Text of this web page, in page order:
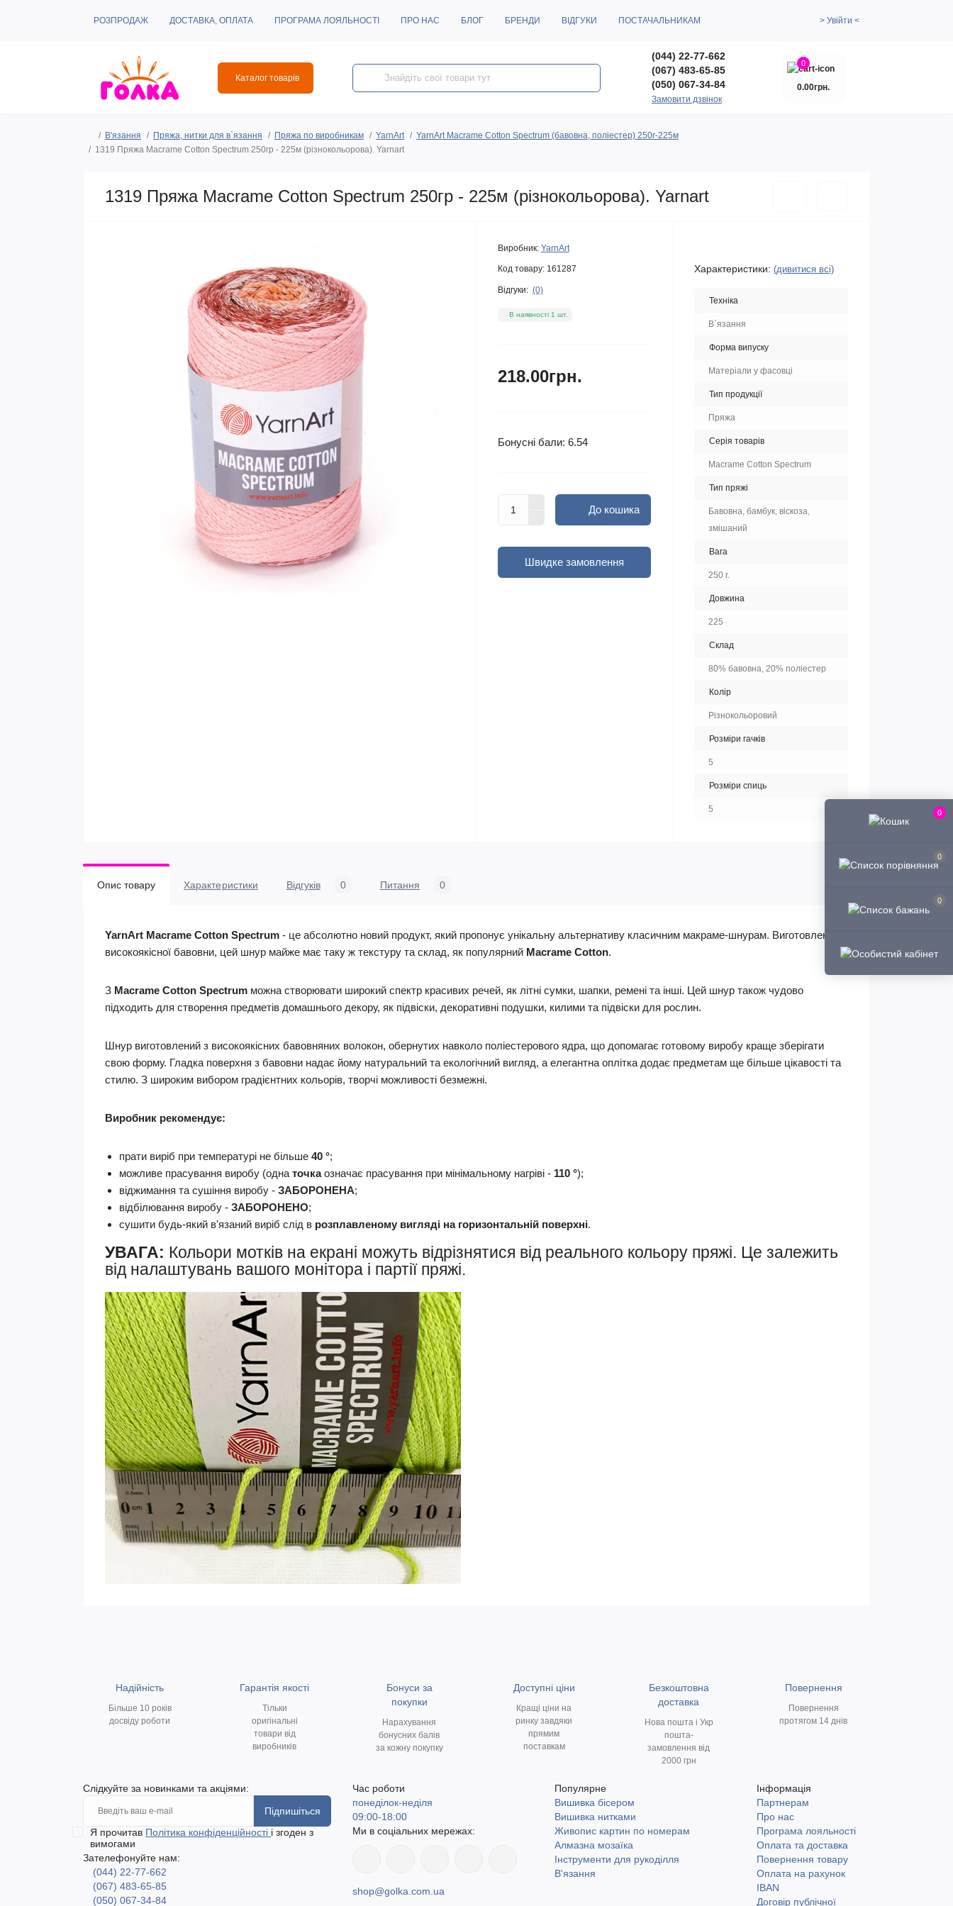
0
0
0
РОЗПРОДАЖ ДОСТАВКА, ОПЛАТА ПРОГРАМА ЛОЯЛЬНОСТІ ПРО НАС БЛОГ БРЕНДИ ВІДГУКИ ПОСТАЧАЛЬНИКАМ > Увійти <
Каталог товарів
(044) 22-77-662
(067) 483-65-85
(050) 067-34-84
Замовити дзвінок
0
0.00грн.
В'язання Пряжа, нитки для в`язання Пряжа по виробникам YarnArt
YarnArt Macrame Cotton Spectrum (бавовна, поліестер) 250г-225м
1319 Пряжа Macrame Cotton Spectrum 250гр - 225м (різнокольорова). Yarnart
1319 Пряжа Macrame Cotton Spectrum 250гр - 225м (різнокольорова). Yarnart
Виробник: YarnArt
Код товару: 161287
Відгуки: (0)
В наявності 1 шт.
218.00грн.
Бонусні бали: 6.54
До кошика
Швидке замовлення
Характеристики: (дивитися всі)
Техніка
В`язання
Форма випуску
Матеріали у фасовці
Тип продукції
Пряжа
Серія товарів
Macrame Cotton Spectrum
Тип пряжі
Бавовна, бамбук, віскоза,
змішаний
Вага
250 г.
Довжина
225
Склад
80% бавовна, 20% поліестер
Колір
Різнокольоровий
Розміри гачків
5
Розміри спиць
5
Опис товару Характеристики Відгуків 0 Питання 0
YarnArt Macrame Cotton Spectrum - це абсолютно новий продукт, який пропонує унікальну альтернативу класичним макраме-шнурам. Виготовлений з
високоякісної бавовни, цей шнур майже має таку ж текстуру та склад, як популярний Macrame Cotton.
З Macrame Cotton Spectrum можна створювати широкий спектр красивих речей, як літні сумки, шапки, ремені та інші. Цей шнур також чудово
підходить для створення предметів домашнього декору, як підвіски, декоративні подушки, килими та підвіски для рослин.
Шнур виготовлений з високоякісних бавовняних волокон, обернутих навколо поліестерового ядра, що допомагає готовому виробу краще зберігати
свою форму. Гладка поверхня з бавовни надає йому натуральний та екологічний вигляд, а елегантна оплітка додає предметам ще більше цікавості та
стилю. З широким вибором градієнтних кольорів, творчі можливості безмежні.
Виробник рекомендує:
прати виріб при температурі не більше 40 °;
можливе прасування виробу (одна точкаозначає прасування при мінімальному нагріві - 110 °);
віджимання та сушіння виробу - ЗАБОРОНЕНА;
відбілювання виробу - ЗАБОРОНЕНО;
сушити будь-який в'язаний виріб слід в розплавленому вигляді на горизонтальній поверхні.
УВАГА: Кольори мотків на екрані можуть відрізнятися від реального кольору пряжі. Це залежить
від налаштувань вашого монітора і партії пряжі.
Надійність
Більше 10 років
досвіду роботи
Гарантія якості
Тільки
оригінальні
товари від
виробників
Бонуси за
покупки
Нарахування
бонусних балів
за кожну покупку
Доступні ціни
Кращі ціни на
ринку завдяки
прямим
поставкам
Безкоштовна
доставка
Нова пошта і Укр
пошта-
замовлення від
2000 грн
Повернення
Повернення
протягом 14 днів
Слідкуйте за новинками та акціями:
Підпишіться
Я прочитав Політика конфіденційності і згоден з
вимогами
Зателефонуйте нам:
(044) 22-77-662
(067) 483-65-85
(050) 067-34-84
Час роботи
понеділок-неділя
09:00-18:00
Ми в соціальних мережах:
shop@golka.com.ua
Популярне
Вишивка бісером
Вишивка нитками
Живопис картин по номерам
Алмазна мозаїка
Інструменти для рукоділля
В'язання
Інформація
Партнерам
Про нас
Програма лояльності
Оплата та доставка
Повернення товару
Оплата на рахунок
IBAN
Договір публічної